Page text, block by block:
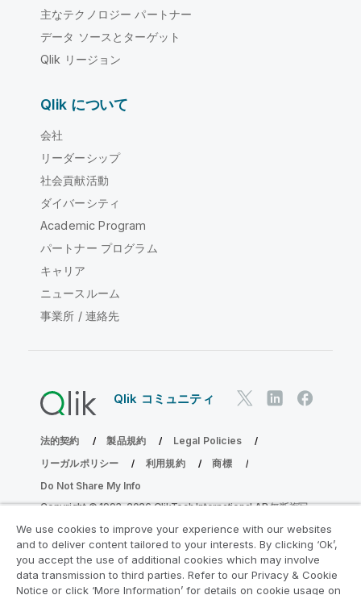
主なテクノロジー パートナー
データ ソースとターゲット
Qlik リージョン
Qlik について
会社
リーダーシップ
社会貢献活動
ダイバーシティ
Academic Program
パートナー プログラム
キャリア
ニュースルーム
事業所 / 連絡先
Qlik コミュニティ
法的契約 製品規約
Legal Policies
リーガルポリシー
利用規約
商標
Do Not Share My Info
Copyright © 1993-2026 QlikTech International AB.無断複写・
分析の近代化プログラムに参加する
We use cookies to improve your experience with our websites
and to deliver content tailored to your interests. By clicking ‘Ok’,
you accept the use of additional cookies which may involve
data transmission to third parties. Refer to our Privacy & Cookie
Notice or click ‘More Information’ for details on cookie usage on